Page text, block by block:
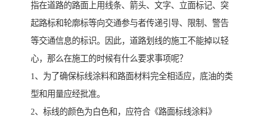
指在道路的路面上用线条、箭头、文字、立面标记、突
起路标和轮廓标等向交通参与者传递引导、限制、警告
等交通信息的标识。因此，道路划线的施工不能掉以轻
心，那么在施工的时候有什么要求事项呢？
1、为了确保标线涂料和路面材料完全相适应，底油的类
型和用量应经批准。
2、标线的颜色为白色和，应符合《路面标线涂料》